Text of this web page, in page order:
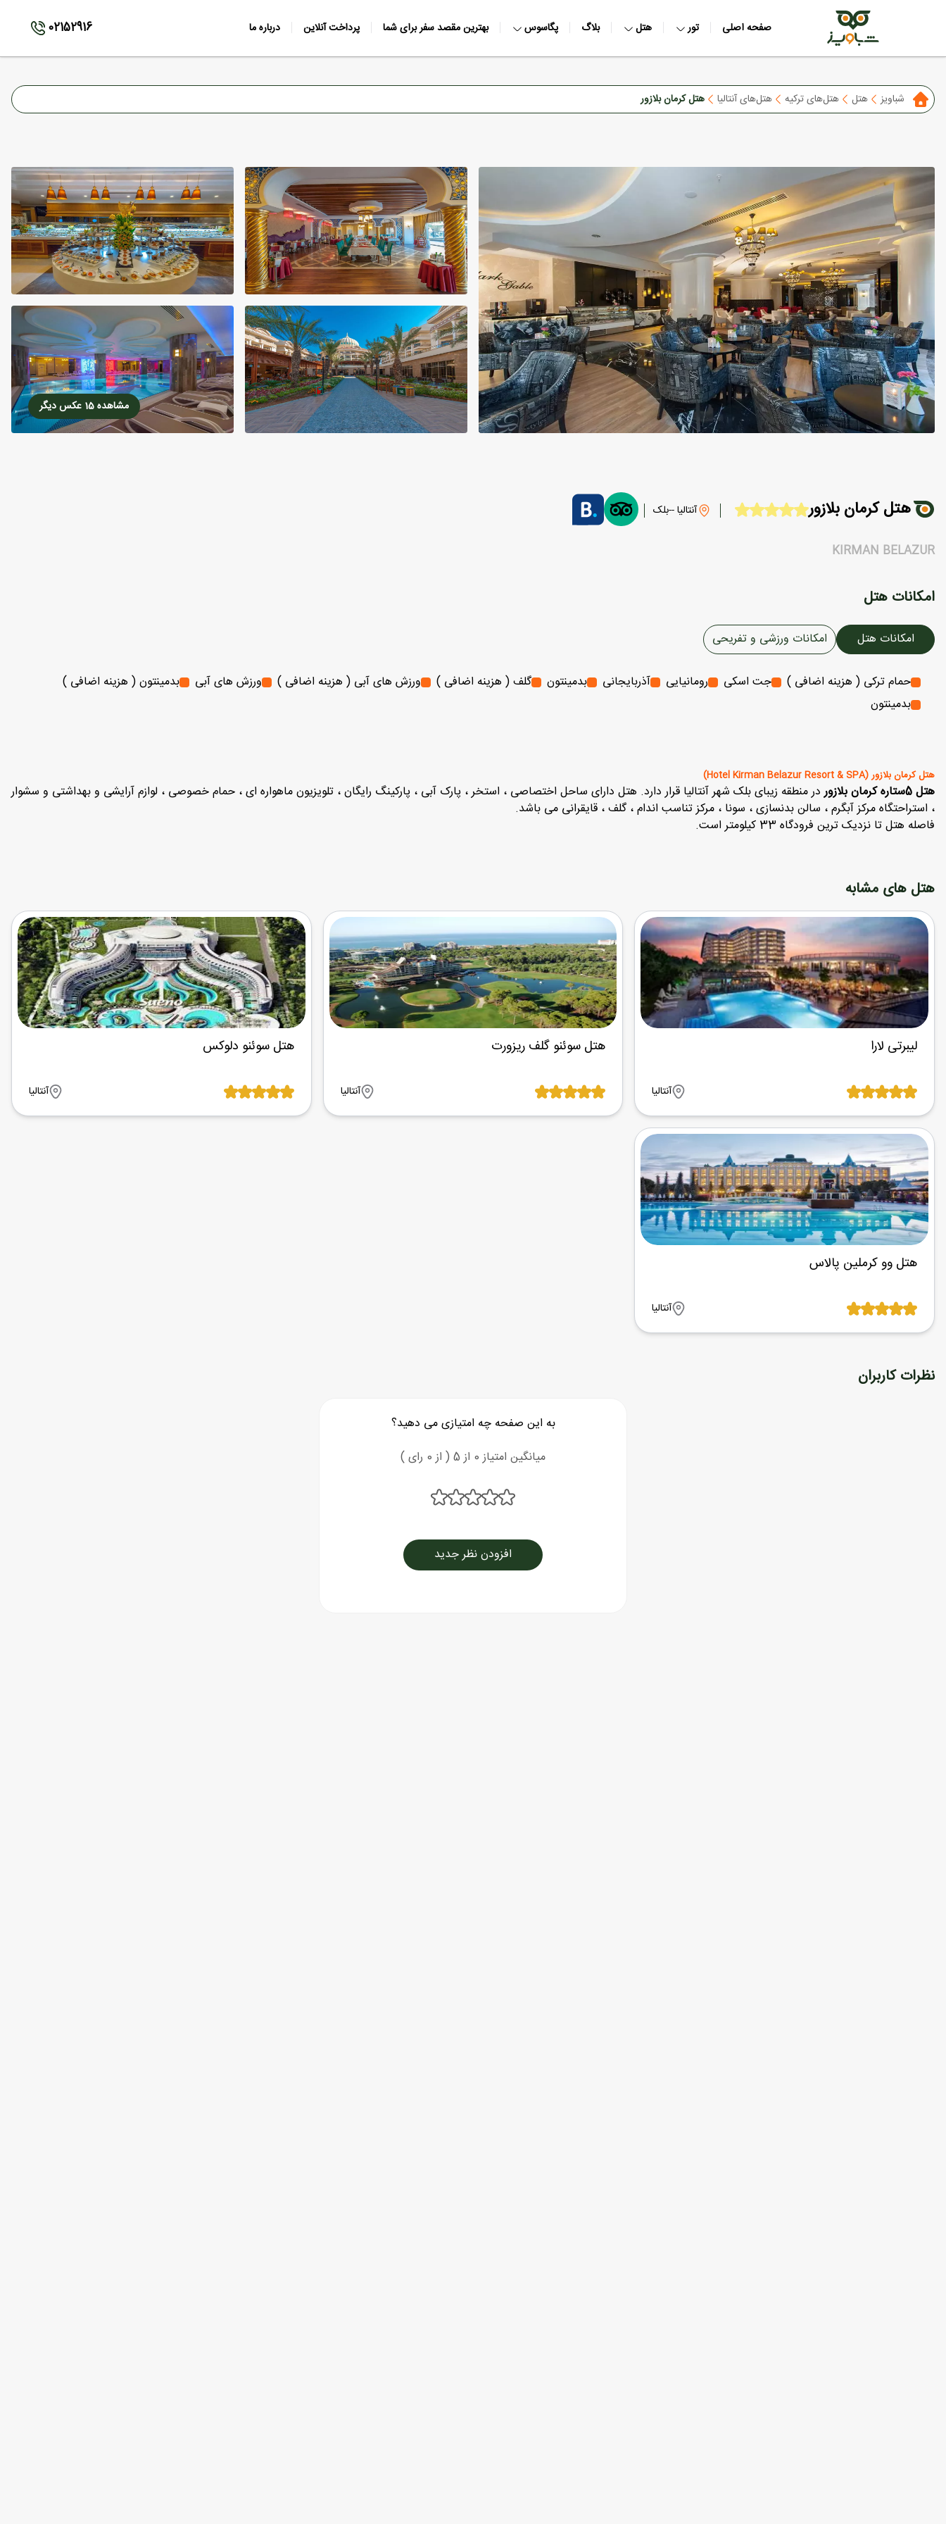
صفحه اصلی تور هتل بلاگ پگاسوس بهترین مقصد سفر برای شما پرداخت آنلاین درباره ما 02152916
شباویز هتل هتل‌های ترکیه هتل‌های آنتالیا هتل کرمان بلازور
مشاهده 15 عکس دیگر
هتل کرمان بلازور آنتالیا --بلک
KIRMAN BELAZUR
امکانات هتل
امکانات هتل امکانات ورزشی و تفریحی
حمام ترکی ( هزینه اضافی ) جت اسکی رومانیایی آذربایجانی بدمینتون گلف ( هزینه اضافی ) ورزش های آبی ( هزینه اضافی ) ورزش های آبی
بدمینتون ( هزینه اضافی )
بدمینتون
هتل کرمان بلازور (Hotel Kirman Belazur Resort & SPA)
هتل 5ستاره کرمان بلازور
در منطقه زیبای بلک شهر آنتالیا قرار دارد. هتل دارای ساحل اختصاصی ، استخر ، پارک آبی ، پارکینگ رایگان ، تلویزیون ماهواره ای ، حمام خصوصی ، لوازم آرایشی و بهداشتی و سشوار
، استراحتگاه مرکز آبگرم ، سالن بدنسازی ، سونا ، مرکز تناسب اندام ، گلف ، قایقرانی می باشد.
فاصله هتل تا نزدیک ترین فرودگاه 33 کیلومتر است.
هتل های مشابه
لیبرتی لارا
آنتالیا
هتل سوئنو گلف ریزورت
آنتالیا
هتل سوئنو دلوکس
آنتالیا
هتل وو کرملین پالاس
آنتالیا
نظرات کاربران
به این صفحه چه امتیازی می دهید؟
میانگین امتیاز 0 از 5 ( از 0 رای )
افزودن نظر جدید